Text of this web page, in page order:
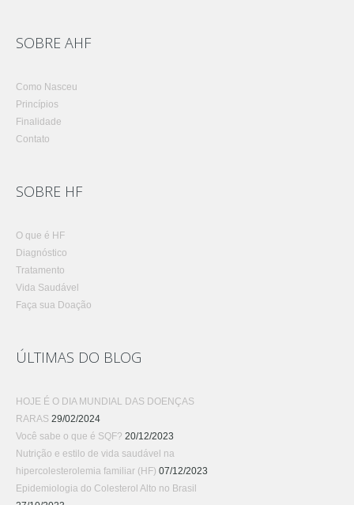
SOBRE AHF
Como Nasceu
Princípios
Finalidade
Contato
SOBRE HF
O que é HF
Diagnóstico
Tratamento
Vida Saudável
Faça sua Doação
ÚLTIMAS DO BLOG
HOJE É O DIA MUNDIAL DAS DOENÇAS
RARAS 29/02/2024
Você sabe o que é SQF? 20/12/2023
Nutrição e estilo de vida saudável na
hipercolesterolemia familiar (HF) 07/12/2023
Epidemiologia do Colesterol Alto no Brasil